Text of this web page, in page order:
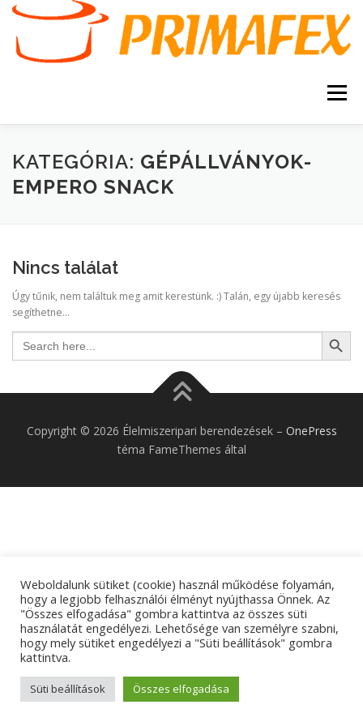
Tovább
tartalomhoz
Menü
KEZDŐOLDAL KAPCSOLAT TERMÉKEK
VÁSÁRLÁSI FELTÉTELEK
KATEGÓRIA: GÉPÁLLVÁNYOK-
EMPERO SNACK
Nincs találat
Úgy tűnik, nem találtuk meg amit kerestünk. :) Talán, egy újabb keresés
segíthetne...
Search
for:
Search Button
Copyright © 2026 Élelmiszeripari berendezések – OnePress
téma FameThemes által
Weboldalunk sütiket (cookie) használ működése folyamán,
hogy a legjobb felhasználói élményt nyújthassa Önnek. Az
"Összes elfogadása" gombra kattintva az összes süti
használatát engedélyezi. Lehetősége van személyre szabni,
hogy mely sütiket engedélyezi a "Süti beállítások" gombra
kattintva.
Süti beállítások Összes elfogadása